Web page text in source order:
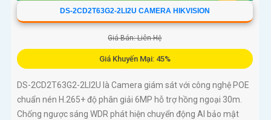
DS-2CD2T63G2-2LI2U CAMERA HIKVISION
Giá Bán: Liên Hệ
Giá Khuyến Mại: 45%
DS-2CD2T63G2-2LI2U là Camera giám sát với công nghệ POE
chuẩn nén H.265+ độ phân giải 6MP hỗ trợ hồng ngoại 30m.
Chống ngược sáng WDR phát hiện chuyển động AI bảo mật